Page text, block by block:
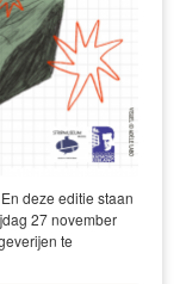
deze editie staan
27 november
te